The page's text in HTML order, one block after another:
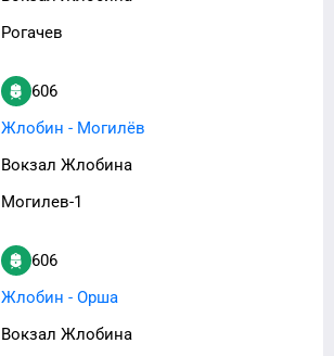
Рогачев
606
Жлобин - Могилёв
Вокзал Жлобина
Могилев-1
606
Жлобин - Орша
Вокзал Жлобина